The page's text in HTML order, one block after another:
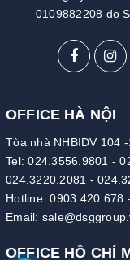
0109882208 do
OFFICE HÀ NỘI
Tòa nhà NHBIDV 104
Tel:024.3556.9801 -
024.3220.2081 -
Hotline:0903 420 678 -
Email:
OFFICE HỒ CHÍ